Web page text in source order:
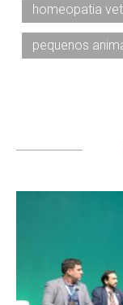
homeopatia
pequenos